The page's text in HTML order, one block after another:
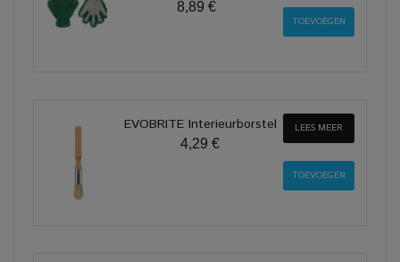
8,89 €
EVOBRITE Interieurborstel
4,29 €
LEES MEER